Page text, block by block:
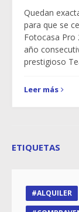
Quedan
para que se
Fotocasa Pro
año
prestigioso
Leer más
ETIQUETAS
ALQUILER